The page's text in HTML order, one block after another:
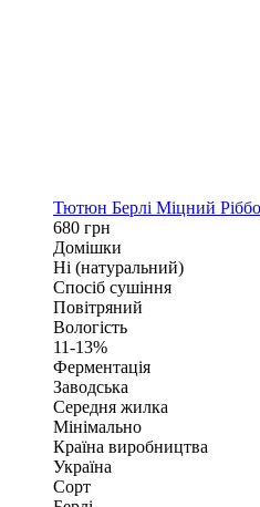
Тютюн Берлі Міцний
680 грн
Домішки
Ні (натуральний)
Спосіб сушіння
Повітряний
Вологість
11-13%
Ферментація
Заводська
Середня жилка
Мінімально
Країна виробництва
Україна
Сорт